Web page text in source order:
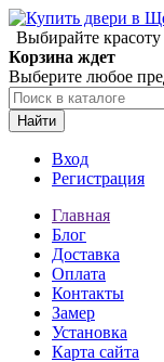
Выбирайте
Корзина ждет
Выберите любое
Найти
Вход
Регистрация
Главная
Блог
Доставка
Оплата
Контакты
Замер
Установка
Карта сайта